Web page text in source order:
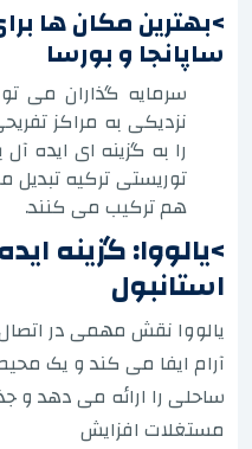
>بهترین مکان ها
ساپانجا و بورسا
سرمایه گذاران می
نزدیکی به مراکز
را به گزینه ای ایده
توریستی ترکیه تبدیل
هم ترکیب می کنند.
>یالووا: گزینه
استانبول
یالووا نقش مهمی در
آرام ایفا می کند و یک
ساحلی را ارائه می دهد و
مستغلات افزایش